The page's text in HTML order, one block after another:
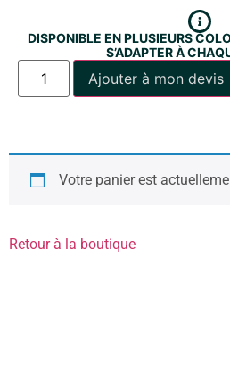
DISPONIBLE EN PLUSIEURS
S’ADAPTER À
Ajouter à mon devis
Votre panier est
Retour à la boutique